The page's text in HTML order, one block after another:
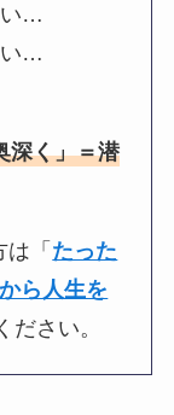
い…
い…
深く」＝潜
「 たった
ら人生を
ださい。